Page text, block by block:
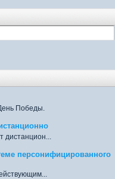
Победы.
дистанцион...
персонифицированного